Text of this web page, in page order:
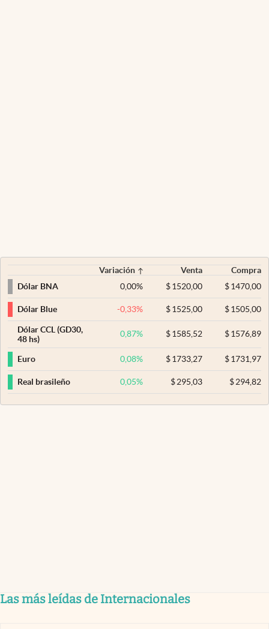
Variación Venta
Compra
Dólar BNA
0,00% $ 1520,00 $1470,00
Dólar Blue -0,33% $ 1525,00 $1505,00
Dólar CCL (GD30,
48 hs)
0,87% $ 1585,52 $1576,89
Euro 0,08% $ 1733,27 $1731,97
Real brasileño 0,05% $ 295,03 $294,82
Las más leídas de Internacionales